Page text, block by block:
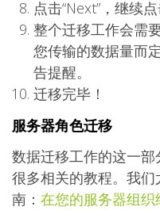
点击“Next”，继续点
整个迁移工作会需
您传输的数据量而
告提醒。
迁移完毕！
服务器角色迁移
数据迁移工作的这一
很多相关的教程。我
南： 在您的服务器组